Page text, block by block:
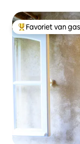
Topfavoriet van
Favoriet van